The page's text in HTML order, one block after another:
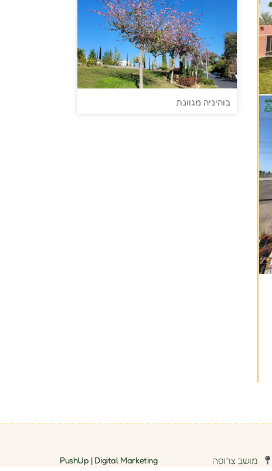
בוהיניה מגוונת
מושב צרופה PushUp | Digital Marketing